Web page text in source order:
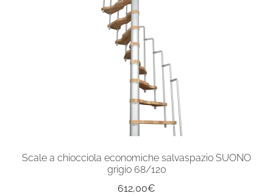
Scale a chiocciola economiche salvaspazio SUONO
grigio 68/120
612,00€